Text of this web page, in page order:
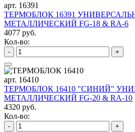
арт. 16391
ТЕРМОБЛОК 16391
МЕТАЛЛИЧЕСКИЙ FG-18 & RA-6
4077 руб.
Кол-во:
- +
арт. 16410
ТЕРМОБЛОК 16410 "СИНИЙ"
МЕТАЛЛИЧЕСКИЙ FG-20 & RA-10
4320 руб.
Кол-во:
- +